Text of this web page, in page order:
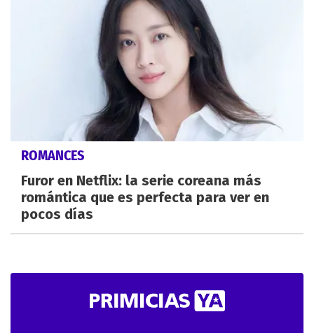
ROMANCES
Furor en Netflix: la serie coreana más
romántica que es perfecta para ver en
pocos días